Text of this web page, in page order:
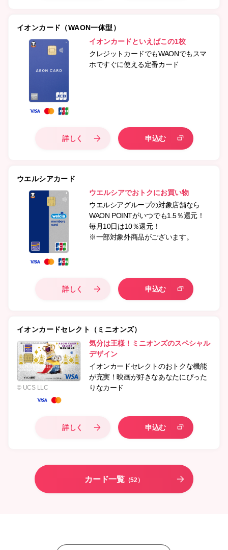
イオンカード（WAON一体型）
イオンカードといえばこの1枚
クレジットカードでもWAONでもスマ
ホですぐに使える定番カード
詳しく 申込む
ウエルシアカード
ウエルシアでおトクにお買い物
ウエルシアグループの対象店舗なら
WAON POINTがいつでも1.5％還元！
毎月10日は10％還元！
※一部対象外商品がございます。
詳しく 申込む
イオンカードセレクト（ミニオンズ）
© UCS LLC
気分は王様！ミニオンズのスペシャル
デザイン
イオンカードセレクトのおトクな機能
が充実！映画が好きなあなたにぴった
りなカード
詳しく 申込む
カード一覧 （52）